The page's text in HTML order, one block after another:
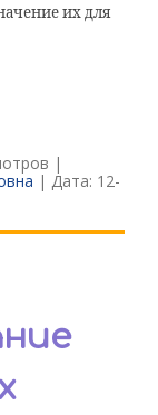
их для
|
| Дата: 12-